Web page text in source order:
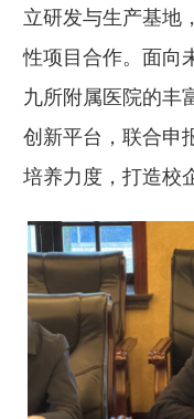
立研发与生产基地
性项目合作。面向
九所附属医院的丰
创新平台，联合申
培养力度，打造校